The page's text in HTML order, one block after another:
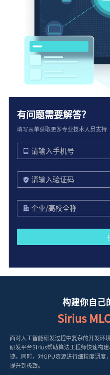
有问题需要解答？
填写表单获取更多专业技术人员支持
构建你自己
Sirius
面对人工智能研发过程中复杂的开发环
研发平台Sirius帮助算法工程师快速构
捷。同时，对GPU资源进行细粒度调度
提升到极致。